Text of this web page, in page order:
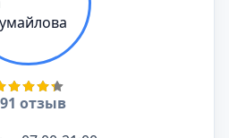
отзыв